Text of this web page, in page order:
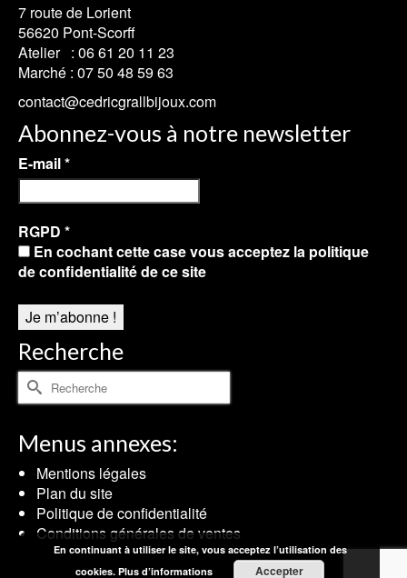
7 route de Lorient
56620 Pont-Scorff
Atelier : 06 61 20 11 23
Marché : 07 50 48 59 63
contact@cedricgrallbijoux.com
Abonnez-vous à notre newsletter
E-mail*
RGPD *
En cochant cette case vous acceptez la politique
de confidentialité de ce site
Recherche
Rechercher :
Menus annexes:
Mentions légales
Plan du site
Politique de confidentialité
Conditions générales de ventes
En continuant à utiliser le site, vous acceptez l’utilisation des
cookies.Plus d’informations Accepter